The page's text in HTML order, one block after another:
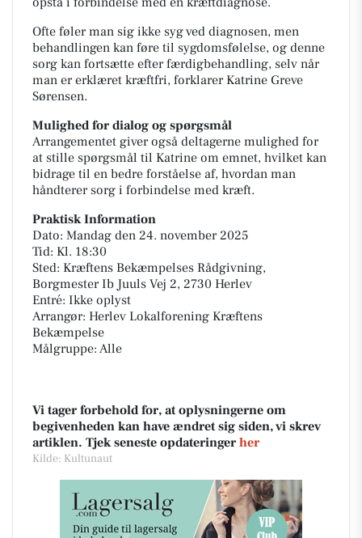
Ofte føler man sig ikke syg ved diagnosen, men
behandlingen kan føre til sygdomsfølelse, og denne
sorg kan fortsætte efter færdigbehandling, selv når
man er erklæret kræftfri, forklarer Katrine Greve
Sørensen.
Mulighed for dialog og spørgsmål
Arrangementet giver også deltagerne mulighed for
at stille spørgsmål til Katrine om emnet, hvilket kan
bidrage til en bedre forståelse af, hvordan man
håndterer sorg i forbindelse med kræft.
Praktisk Information
Dato: Mandag den 24. november 2025
Tid: Kl. 18:30
Sted: Kræftens Bekæmpelses Rådgivning,
Borgmester Ib Juuls Vej 2, 2730 Herlev
Entré: Ikke oplyst
Arrangør: Herlev Lokalforening Kræftens
Bekæmpelse
Målgruppe: Alle
Vi tager forbehold for, at oplysningerne om
begivenheden kan have ændret sig siden, vi skrev
artiklen. Tjek seneste opdateringer her
Kilde: Kultunaut